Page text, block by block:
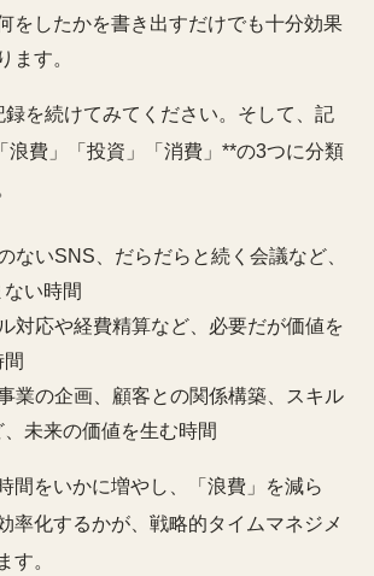
をしたかを書き出すだけでも十分効果
ます。
録を続けてみてください。そして、記
浪費」「投資」「消費」**の3つに分類
ないSNS、だらだらと続く会議など、
い時間
対応や経費精算など、必要だが価値を
業の企画、顧客との関係構築、スキル
未来の価値を生む時間
間をいかに増やし、「浪費」を減ら
率化するかが、戦略的タイムマネジメ
す。